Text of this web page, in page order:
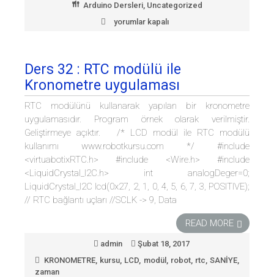
Arduino Dersleri, Uncategorized
Ders
7
segment
kullanımı
için
yorumlar kapalı
Ders 32 : RTC modülü ile
Kronometre uygulaması
RTC modülünü kullanarak yapılan bir kronometre
uygulamasıdır. Program örnek olarak verilmiştir.
Geliştirmeye açıktır. /* LCD modül ile RTC modülü
kullanımı www.robotkursu.com */ #include
<virtuabotixRTC.h> #include <Wire.h> #include
<LiquidCrystal_I2C.h> int analogDeger=0;
LiquidCrystal_I2C lcd(0x27, 2, 1, 0, 4, 5, 6, 7, 3, POSITIVE);
// RTC bağlantı uçları //SCLK -> 9, Data
READ MORE
admin
Şubat 18, 2017
KRONOMETRE, kursu, LCD, modül , robot, rtc,SANİYE,
zaman